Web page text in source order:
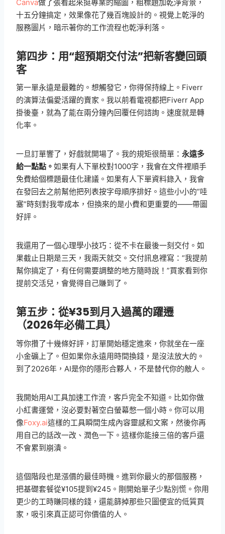
Canva做了張看起來挺專業的縮圖，粗標題加乾淨背景，
十五分鐘搞定，效果像花了幾百塊設計的。視覺上乾淨的
服務圖片，暗示著你的工作流程也乾淨利落。
第四步：用“超預期交付法”把新客變回頭
客
第一單永遠是最難的。想觸發它，你得保持線上。Fiverr
的演算法偏愛活躍的賣家。我以前看電視都把Fiverr App
掛後臺，就為了能在兩分鐘內回覆任何諮詢。速度就是轉
化率。
一旦訂單響了，好戲就開場了。我的規矩很簡單： 永遠多
給一點點。 如果有人下單校對1000字，我會在文件裡順手
免費給個標題最佳化建議。如果有人下單資料錄入，我會
在發回去之前幫他把列表按字母順序排好。這些小小的“哇
塞”時刻對我零成本，但換來的是小費和更重要的——帶圖
好評。
我還用了一個心理學小技巧：從不卡在最後一刻交付。如
果截止日期是三天，我兩天就交。交付訊息裡寫：“我提前
幫你搞定了，有任何需要調整的地方隨時說！”買家看到你
提前交活兒，會覺得自己賺到了。
第五步：從¥35到月入過萬的躍遷
（2026年必備工具）
等你攢了十幾條好評，訂單開始穩定進來，你就坐在一座
小金礦上了。但如果你永遠用時間換錢，是沒法放大的。
到了2026年，AI是你的隱形合夥人，不是替代你的敵人。
我開始用AI工具加速工作流，客戶完全不知道。比如你做
小紅書運營，沒必要對著空白螢幕憋一個小時。你可以用
像Foxy.ai這樣的工具瞬間生成內容靈感和文案，然後你再
用自己的話改一改、潤色一下。這樣你能接三倍的客戶還
不會累到崩潰。
這個階段也是漲價的最佳時機。進到你最火的那個服務，
把基礎套餐從¥105提到¥245。剛開始單子少點別慌。你用
更少的工時賺同樣的錢，還能篩掉那些只圖便宜的低質買
家，吸引來真正認可你價值的人。